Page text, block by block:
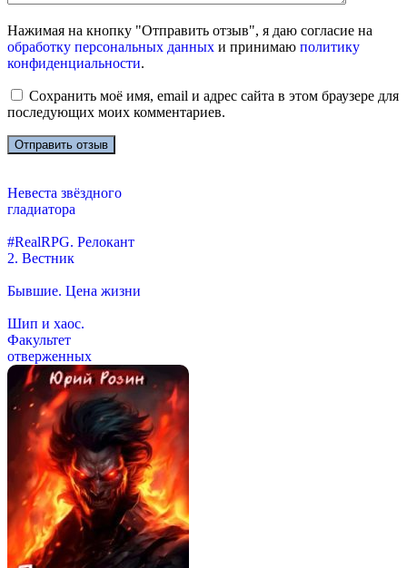
Нажимая на кнопку "Отправить отзыв", я даю согласие на
обработку персональных данных и принимаю политику
конфиденциальности.
Сохранить моё имя, email и адрес сайта в этом браузере для
последующих моих комментариев.
Невеста звёздного
гладиатора
#RealRPG. Релокант
2. Вестник
Бывшие. Цена жизни
Шип и хаос.
Факультет
отверженных